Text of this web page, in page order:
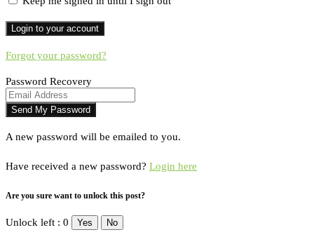
Forgot your password?
Password Recovery
A new password will be emailed to you.
Have received a new password? Login here
Are you sure want to unlock this post?
Unlock left : 0 Yes No